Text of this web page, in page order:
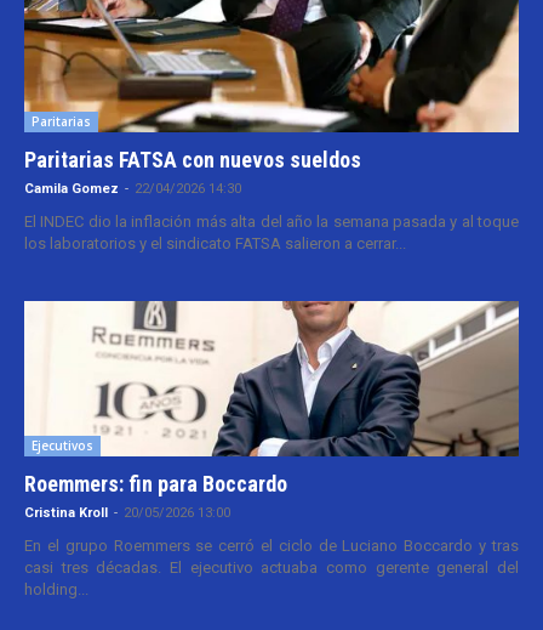
Paritarias
Paritarias FATSA con nuevos sueldos
Camila Gomez - 22/04/2026 14:30
El INDEC dio la inflación más alta del año la semana pasada y al toque
los laboratorios y el sindicato FATSA salieron a cerrar...
Ejecutivos
Roemmers: fin para Boccardo
Cristina Kroll - 20/05/2026 13:00
En el grupo Roemmers se cerró el ciclo de Luciano Boccardo y tras
casi tres décadas. El ejecutivo actuaba como gerente general del
holding...